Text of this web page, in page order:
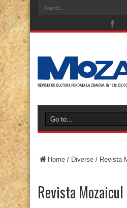
Home / Diverse / Revista
Revista